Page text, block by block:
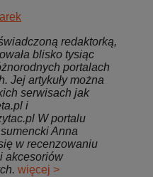
redaktorką,
blisko tysiąc
portalach
Jej artykuły można
serwisach jak
i
W portalu
Anna
w recenzowaniu
akcesoriów
więcej >